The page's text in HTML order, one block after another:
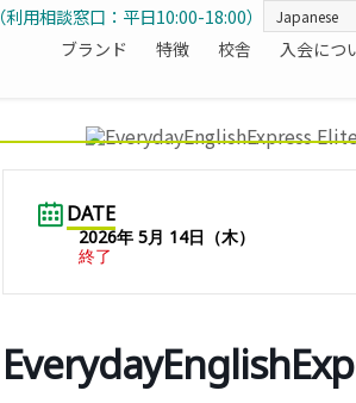
ブランド 特徴 校舎 入会につ
（利用相談窓口：平日10:00-18:00）
DATE
2026年 5月 14日（木）
終了